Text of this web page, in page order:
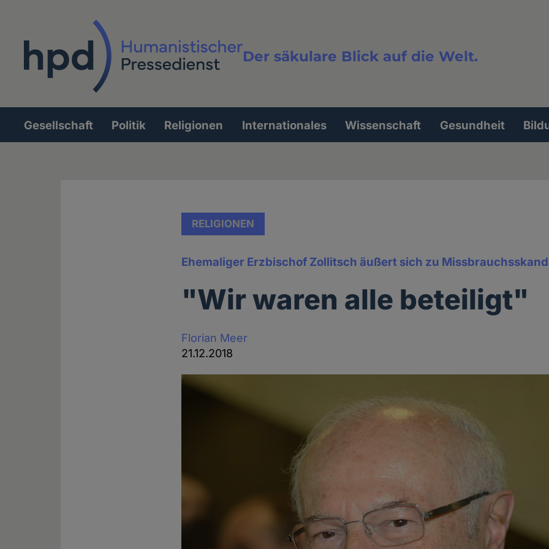
Der säkulare Blick auf die Welt.
Volltextsuche
Hauptnavigation
Gesellschaft Politik Religionen Internationales Wissenschaft Gesundheit
RELIGIONEN
Ehemaliger Erzbischof Zollitsch äußert sich zu
"Wir waren alle beteiligt"
Florian Meer
21.12.2018